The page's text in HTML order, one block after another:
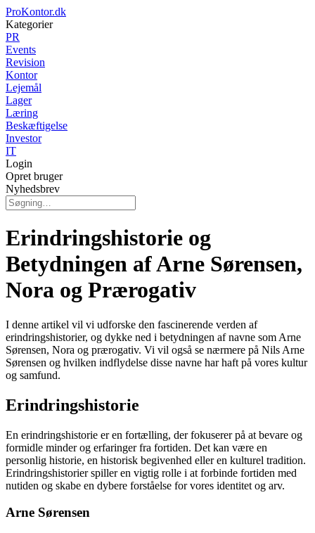
ProKontor.dk
Kategorier
PR
Events
Revision
Kontor
Lejemål
Lager
Læring
Beskæftigelse
Investor
IT
Login
Opret bruger
Nyhedsbrev
Erindringshistorie og
Betydningen af Arne Sørensen,
Nora og Prærogativ
I denne artikel vil vi udforske den fascinerende verden af
erindringshistorier, og dykke ned i betydningen af navne som Arne
Sørensen, Nora og prærogativ. Vi vil også se nærmere på Nils Arne
Sørensen og hvilken indflydelse disse navne har haft på vores kultur
og samfund.
Erindringshistorie
En erindringshistorie er en fortælling, der fokuserer på at bevare og
formidle minder og erfaringer fra fortiden. Det kan være en
personlig historie, en historisk begivenhed eller en kulturel tradition.
Erindringshistorier spiller en vigtig rolle i at forbinde fortiden med
nutiden og skabe en dybere forståelse for vores identitet og arv.
Arne Sørensen